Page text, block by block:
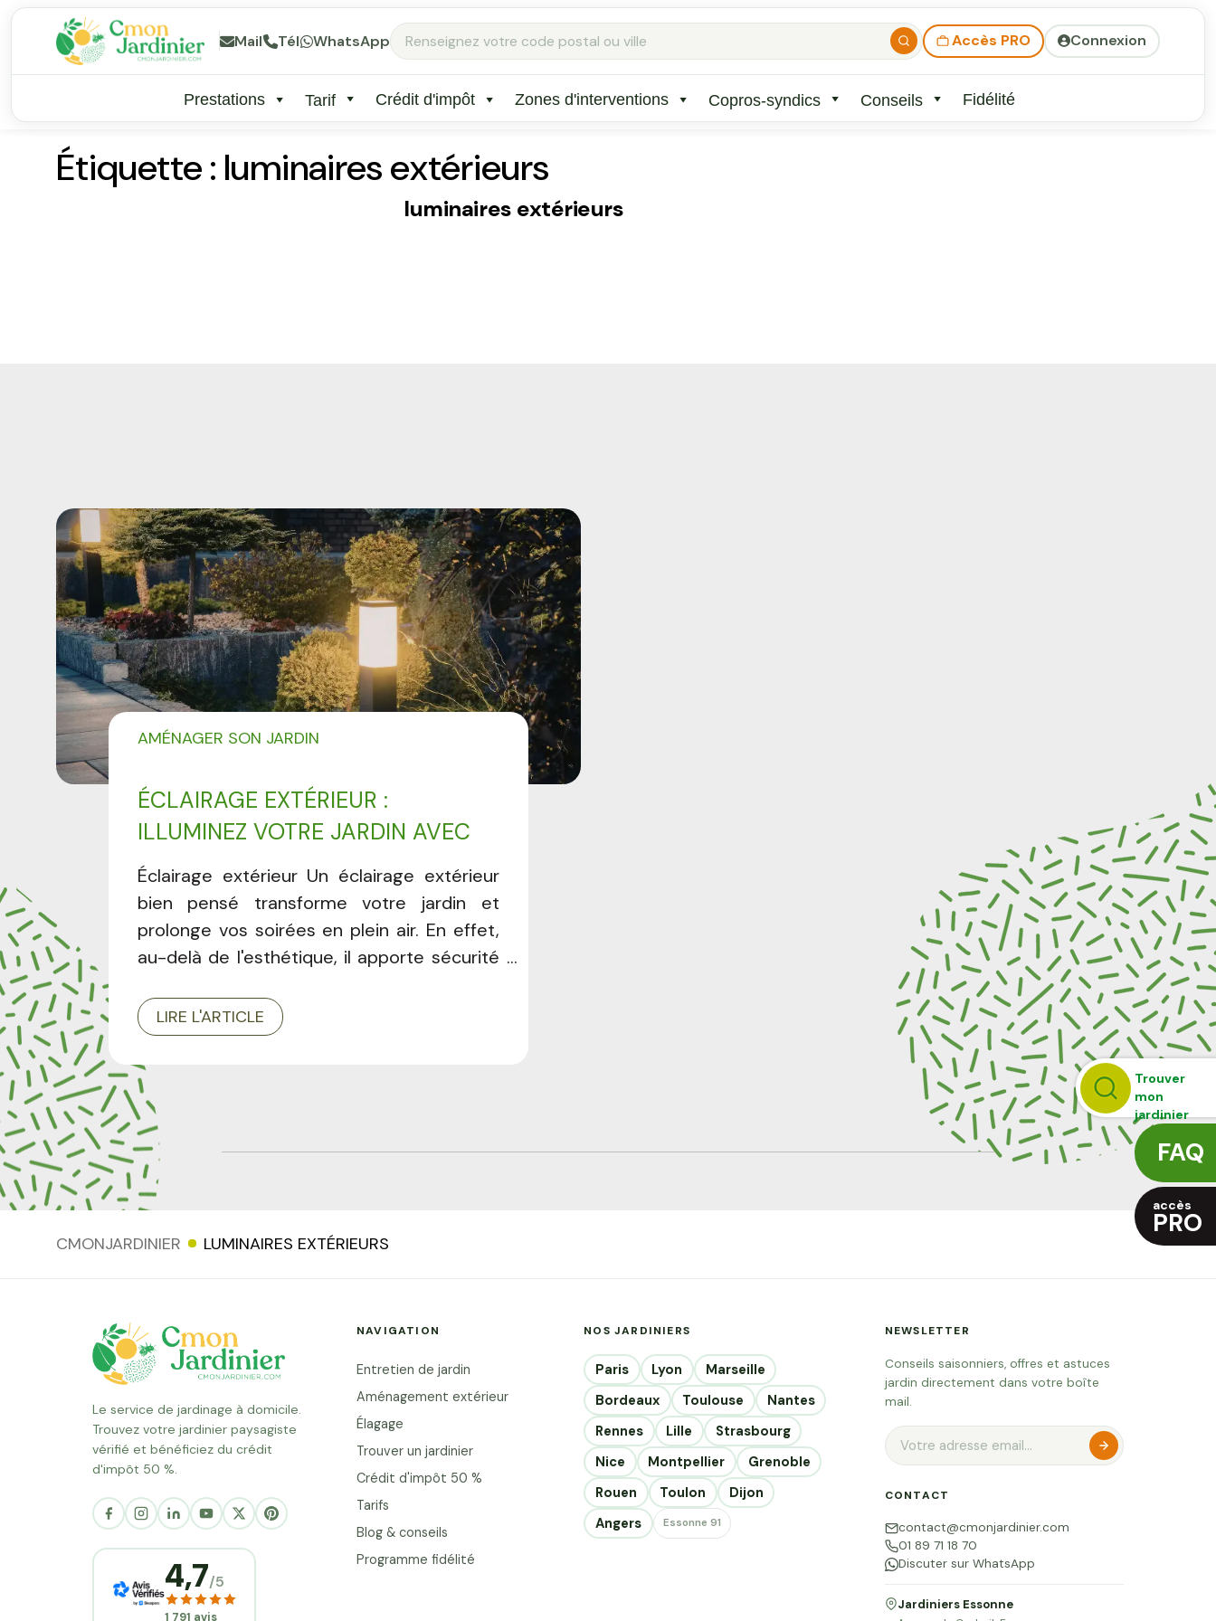
Salut c'est nous...
les Cookies !
On a attendu d'être sûrs que le contenu de ce site vous
intéresse avant de vous déranger, mais on aimerait bien
vous accompagner pendant votre visite...
C'est OK pour vous ?
Mail Tél WhatsApp
Rechercher
:
Accès PRO Connexion
Prestations Tarif Crédit d'impôt Zones d'interventions Copros-syndics Conseils Fidélité
Trouver
mon
jardinier
FAQ
accès
PRO
Étiquette : luminaires extérieurs
luminaires extérieurs
ÉCLAIRAGE EXTÉRIEUR :
ILLUMINEZ VOTRE JARDIN AVEC
STYLE
AMÉNAGER SON JARDIN
Éclairage extérieur Un éclairage extérieur
bien pensé transforme votre jardin et
prolonge vos soirées en plein air. En effet,
au-delà de l'esthétique, il apporte sécurité
découvrez comment aménager votre jardin
avec un éclairage adapté à vos envies et à
votre espace. L'essentiel à retenir Devis
personnalisé selon votre projet Solutions
adaptées à chaque jardin Sécurité &
confort au quotidien Non éligible au crédit
d'impôt Pourquoi faire appel à un
professionnel ? Installer un éclairage
lampes dans le jardin. En effet, un projet
techniques et les normes de sécurité. C'est
pourquoi confier ce travail à un jardinier...
LIRE L'ARTICLE
CMONJARDINIER LUMINAIRES EXTÉRIEURS
Le service de jardinage à domicile.
Trouvez votre jardinier paysagiste
vérifié et bénéficiez du crédit
d'impôt 50 %.
4,7/5
1 791 avis
NAVIGATION
Entretien de jardin
Aménagement extérieur
Élagage
Trouver un jardinier
Crédit d'impôt 50 %
Tarifs
Blog & conseils
Programme fidélité
NOS JARDINIERS
Paris Lyon
Marseille
Bordeaux
Toulouse
Nantes
Rennes
Lille
Strasbourg
Nice
Montpellier
Grenoble
Rouen
Toulon
Dijon
Angers
Essonne 91
NEWSLETTER
Conseils saisonniers, offres et astuces
jardin directement dans votre boîte
mail.
CONTACT
contact@cmonjardinier.com
01 89 71 18 70
Discuter sur WhatsApp
Jardiniers Essonne